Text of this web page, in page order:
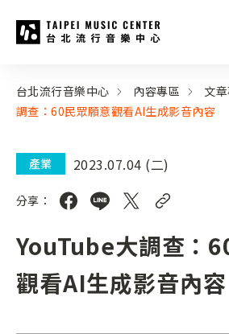
:::
台北流行音樂中心 內容專區 文
調查：60民眾願意觀看AI生成影音內容
產業 2023.07.04 (二)
分享：
YouTube大調查：
觀看AI生成影音內容